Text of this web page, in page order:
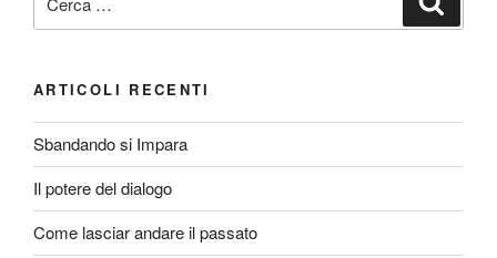
ARTICOLI RECENTI
Sbandando si Impara
Il potere del dialogo
Come lasciar andare il passato